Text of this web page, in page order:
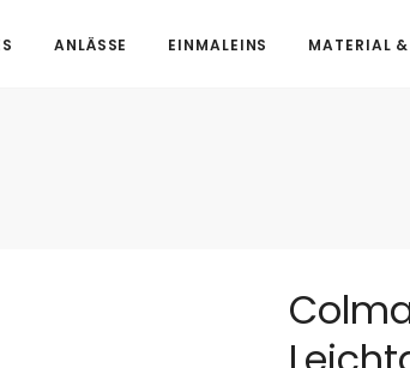
ANLÄSSE EINMALEINS MATERIAL &